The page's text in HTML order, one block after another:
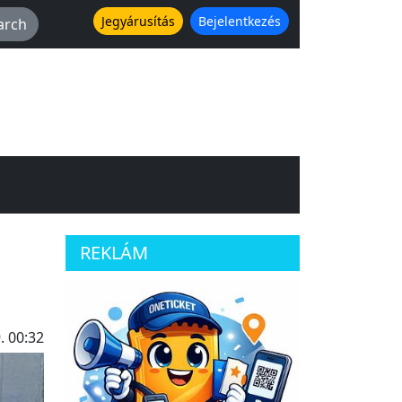
Jegyárusítás Bejelentkezés
00:32
REKLÁM